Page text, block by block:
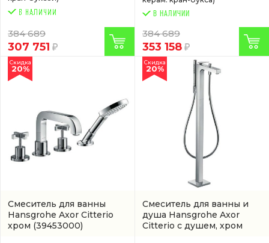
384 689
307 751
В НАЛИЧИИ
384 689
353 158
Смеситель для ванны
Hansgrohe Axor Citterio
хром (39453000)
Скидка
20%
Смеситель для ванны и
душа Hansgrohe Axor
Citterio с душем, хром
Скидка
20%